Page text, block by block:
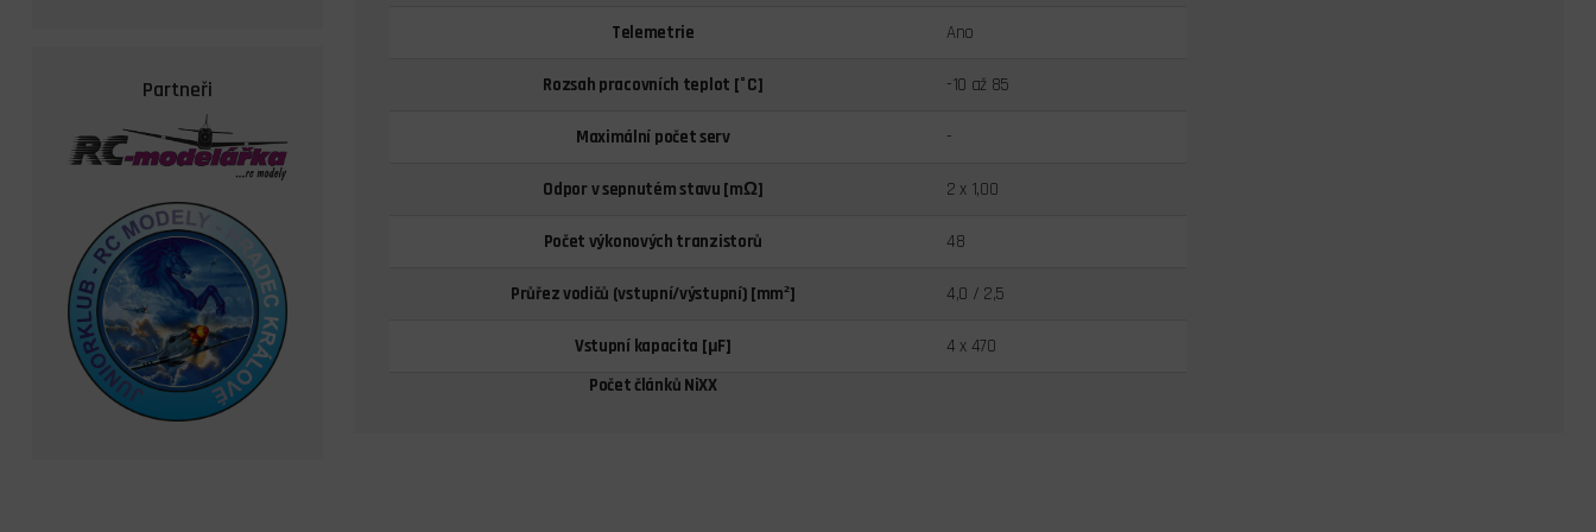
Partneři
Telemetrie Ano
Rozsah pracovních teplot [°C] -10 až 85
Maximální počet serv -
Odpor v sepnutém stavu [mΩ] 2 x 1,00
Počet výkonových tranzistorů 48
Průřez vodičů (vstupní/výstupní) [mm²] 4,0 / 2,5
Vstupní kapacita [µF]
4 x 470
Počet článků NiXX